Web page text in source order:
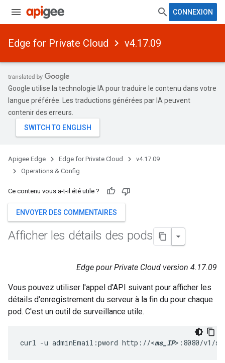
CONNEXION
Edge for Private Cloud v4.17.09
Google utilise la technologie IA pour traduire le contenu dans votre
langue préférée. Les traductions générées par IA peuvent
contenir des erreurs.
Apigee Edge Edge for Private Cloud
v4.17.09
Operations & Config
Ce contenu vous a-t-il été utile ?
ENVOYER DES COMMENTAIRES
Afficher les détails des pods
Edge pour Private Cloud version 4.17.09
Vous pouvez utiliser l'appel d'API suivant pour afficher les
détails d'enregistrement du serveur à la fin du pour chaque
pod. C'est un outil de surveillance utile.
curl -u adminEmail:pword http://<ms_IP>:8080/v1/